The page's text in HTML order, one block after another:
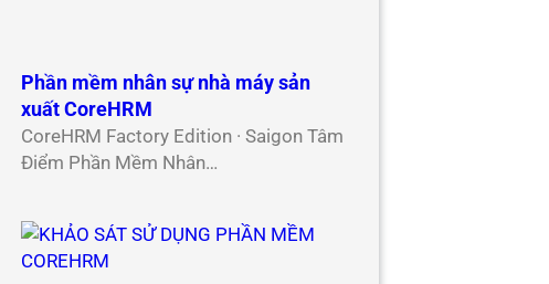
Phần mềm nhân sự nhà máy sản
xuất CoreHRM
CoreHRM Factory Edition · Saigon Tâm
Điểm Phần Mềm Nhân…